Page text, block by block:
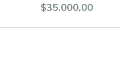
$35.000,00